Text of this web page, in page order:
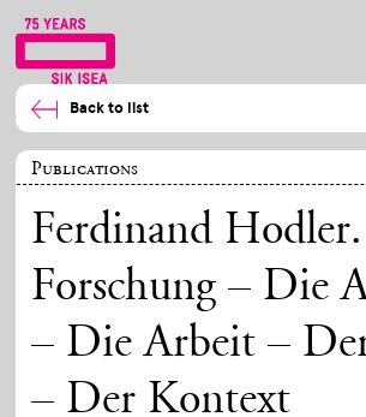
Back to list
Publications
Ferdinand
Forschung – Die
– Die Arbeit –
– Der Kontext